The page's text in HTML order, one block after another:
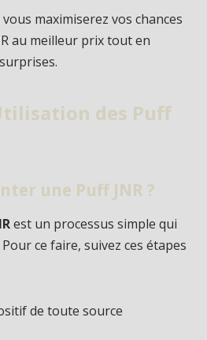
maximiserez vos chances
au meilleur prix tout en
des Puff
une Puff JNR ?
est un processus simple qui
ce faire, suivez ces étapes
de toute source